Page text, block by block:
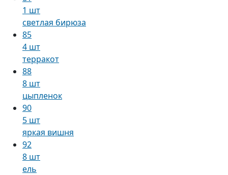
1 шт
светлая бирюза
85
4 шт
терракот
88
8 шт
цыпленок
90
5 шт
яркая вишня
92
8 шт
ель